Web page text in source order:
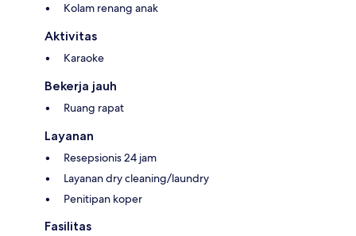
Kolam renang anak
Aktivitas
Karaoke
Bekerja jauh
Ruang rapat
Layanan
Resepsionis 24 jam
Layanan dry cleaning/laundry
Penitipan koper
Fasilitas